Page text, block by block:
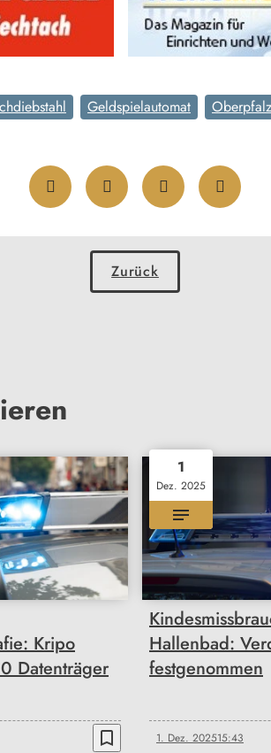
Geldspielautomat Oberpfalz
Zurück
Kripo
Datenträger
bookmark_border
1
Dez. 2025
Hallenbad:
festgenommen
1. Dez. 202515:43